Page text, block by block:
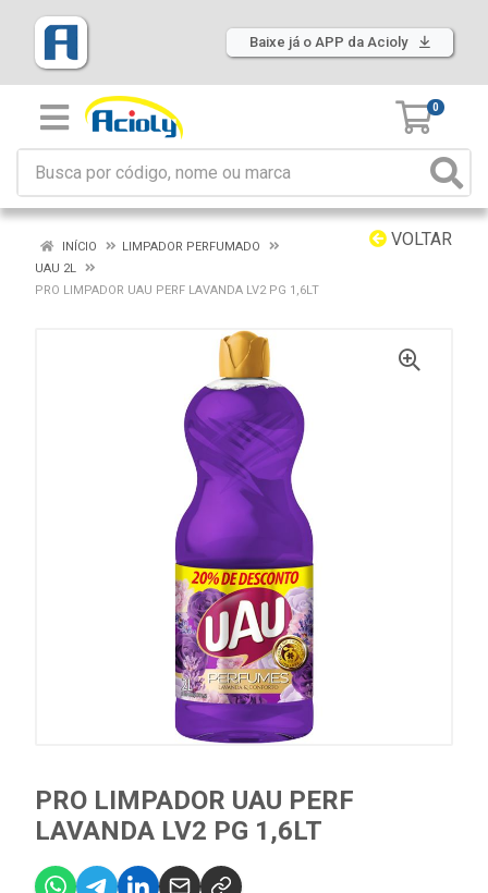
Baixe já o APP da Acioly
0
VOLTAR
INÍCIO
LIMPADOR PERFUMADO
UAU 2L
PRO LIMPADOR UAU PERF LAVANDA LV2 PG 1,6LT
PRO LIMPADOR UAU PERF
LAVANDA LV2 PG 1,6LT